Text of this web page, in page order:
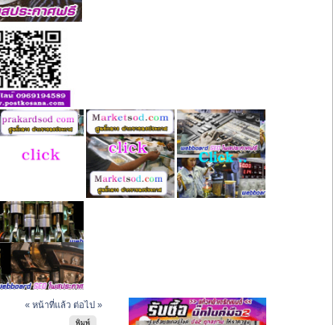
« หน้าที่แล้ว ต่อไป »
พิมพ์